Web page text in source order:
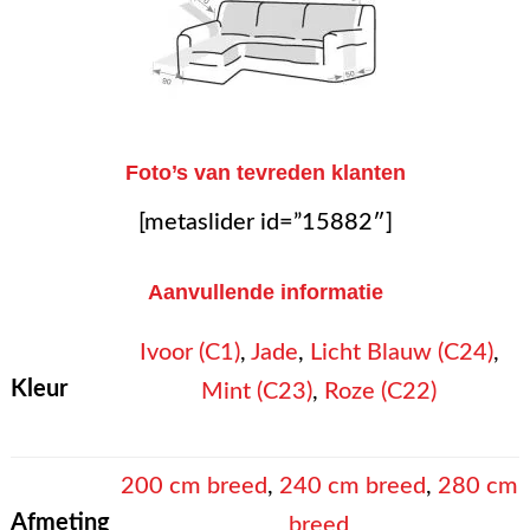
Foto’s van tevreden klanten
[metaslider id=”15882″]
Aanvullende informatie
Kleur
Ivoor (C1), Jade, Licht Blauw (C24),
Mint (C23), Roze (C22)
Afmeting
200 cm breed , 240 cm breed , 280 cm
breed